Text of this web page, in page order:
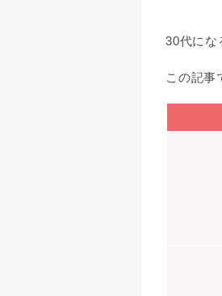
30代にな
この記事